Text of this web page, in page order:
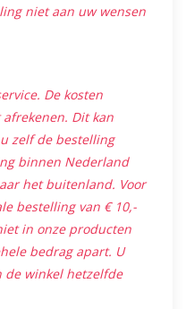
niet aan uw wensen
De kosten
Dit kan
zelf de bestelling
binnen Nederland
het buitenland. Voor
bestelling van € 10,-
in onze producten
bedrag apart. U
winkel hetzelfde